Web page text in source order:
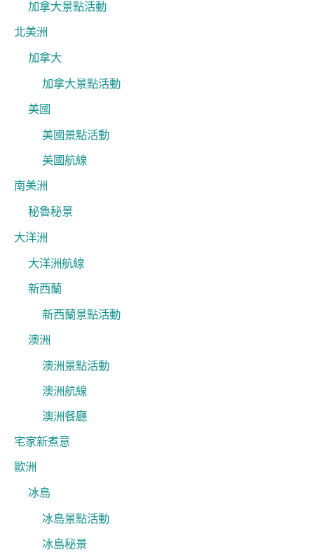
加拿大景點活動
北美洲
加拿大
加拿大景點活動
美國
美國景點活動
美國航線
南美洲
秘魯秘景
大洋洲
大洋洲航線
新西蘭
新西蘭景點活動
澳洲
澳洲景點活動
澳洲航線
澳洲餐廳
宅家新煮意
歐洲
冰島
冰島景點活動
冰島秘景